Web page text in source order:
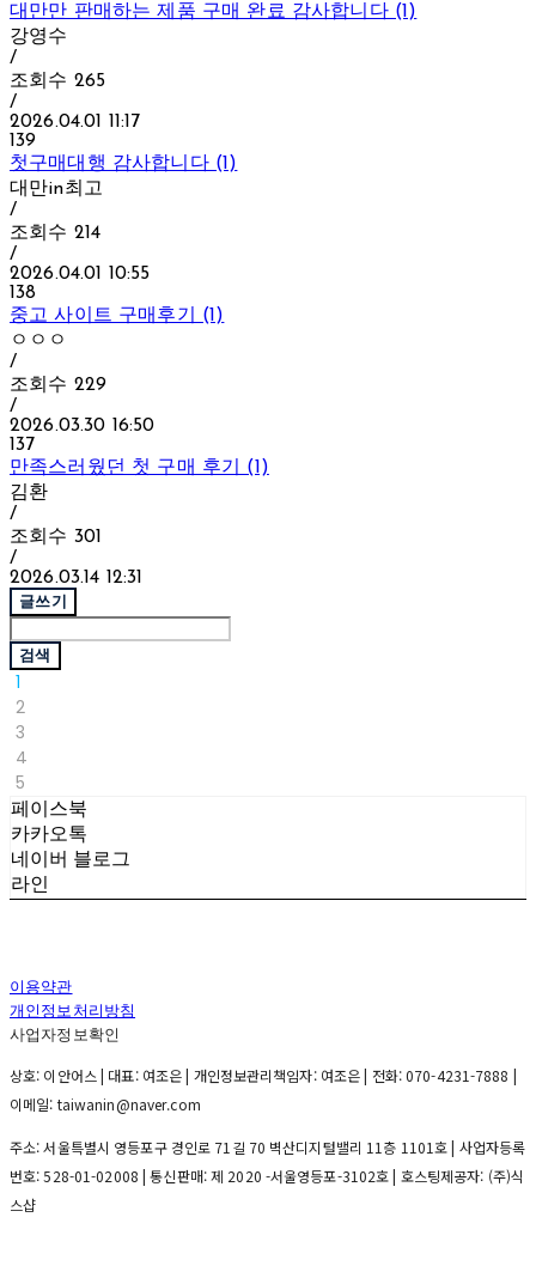
대만만 판매하는 제품 구매 완료 감사합니다 (1)
강영수
/
조회수 265
/
2026.04.01 11:17
139
첫구매대행 감사합니다 (1)
대만in최고
/
조회수 214
/
2026.04.01 10:55
138
중고 사이트 구매후기 (1)
ㅇㅇㅇ
/
조회수 229
/
2026.03.30 16:50
137
만족스러웠던 첫 구매 후기 (1)
김환
/
조회수 301
/
2026.03.14 12:31
글쓰기
검색
1
2
3
4
5
페이스북
카카오톡
네이버 블로그
라인
이용약관
개인정보처리방침
사업자정보확인
상호: 이안어스 | 대표: 여조은 | 개인정보관리책임자: 여조은 | 전화: 070-4231-7888 |
이메일: taiwanin@naver.com
주소: 서울특별시 영등포구 경인로 71길 70 벽산디지털밸리 11층 1101호 | 사업자등록
번호:528-01-02008 | 통신판매:제 2020 -서울영등포-3102호| 호스팅제공자: (주)식
스샵